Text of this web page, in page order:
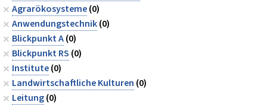
Agrarökosysteme(0)
Anwendungstechnik(0)
Blickpunkt A(0)
Blickpunkt RS (0)
Institute(0)
Landwirtschaftliche Kulturen (0)
Leitung(0)